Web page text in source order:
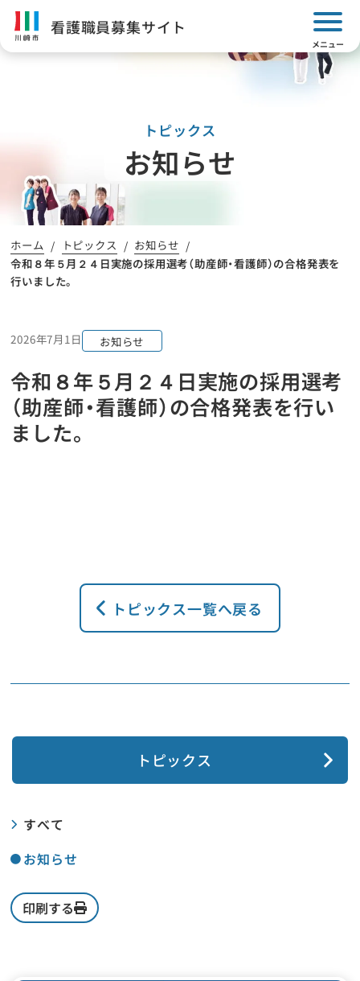
看護職員募集サイト
閲覧支援
病院見学・説明会
検索
川崎市看護職員募集案内
教育・キャリア支援
ワークライフバランス
先輩たちを知る
井田病院看護部
トピックス
お知らせ
ホーム トピックス
お知らせ
令和８年５月２４日実施の採用選考（助産師・看護師）の合格発表を
行いました。
2026年7月1日 お知らせ
令和８年５月２４日実施の採用選考
（助産師・看護師）の合格発表を行い
ました。
トピックス一覧へ戻る
トピックス
すべて
お知らせ
印刷する